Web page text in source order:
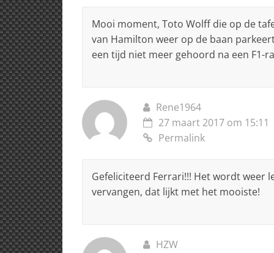
Mooi moment, Toto Wolff die op de
van Hamilton weer op de baan
een tijd niet meer gehoord na een F1-
Rene1964
27 maart 2017 om 15:11
Permalink
Gefeliciteerd Ferrari!!! Het wordt weer
vervangen, dat lijkt met het mooiste!
HZW